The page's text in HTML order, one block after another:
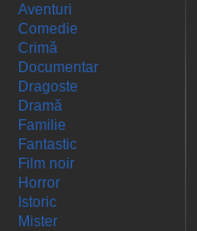
Aventuri
Comedie
Crimă
Documentar
Dragoste
Dramă
Familie
Fantastic
Film noir
Horror
Istoric
Mister